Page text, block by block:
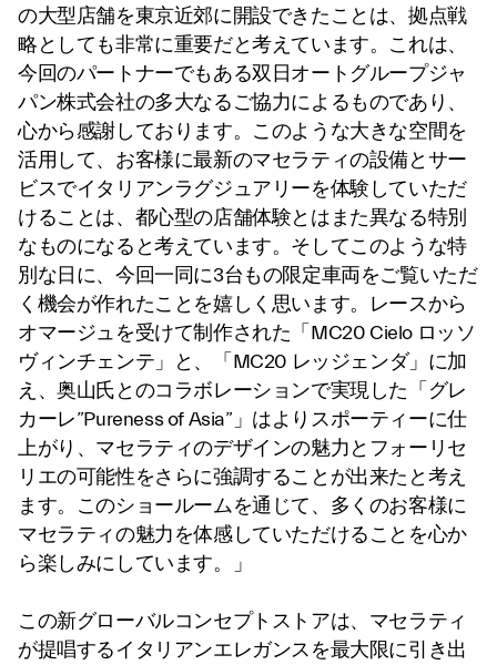
の大型店舗を東京近郊に開設できたことは、拠点戦
略としても非常に重要だと考えています。これは、
今回のパートナーでもある双日オートグループジャ
パン株式会社の多大なるご協力によるものであり、
心から感謝しております。このような大きな空間を
活用して、お客様に最新のマセラティの設備とサー
ビスでイタリアンラグジュアリーを体験していただ
けることは、都心型の店舗体験とはまた異なる特別
なものになると考えています。そしてこのような特
別な日に、今回一同に3台もの限定車両をご覧いただ
く機会が作れたことを嬉しく思います。レースから
オマージュを受けて制作された「MC20 Cielo ロッソ
ヴィンチェンテ」と、「MC20 レッジェンダ」に加
え、奥山氏とのコラボレーションで実現した「グレ
カーレ”Pureness of Asia”」はよりスポーティーに仕
上がり、マセラティのデザインの魅力とフォーリセ
リエの可能性をさらに強調することが出来たと考え
ます。このショールームを通じて、多くのお客様に
マセラティの魅力を体感していただけることを心か
ら楽しみにしています。」
この新グローバルコンセプトストアは、マセラティ
が提唱するイタリアンエレガンスを最大限に引き出